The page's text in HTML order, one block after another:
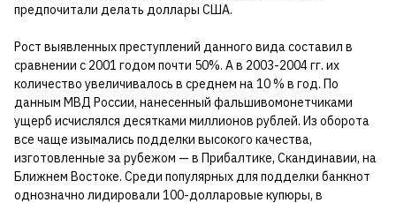
предпочитали делать доллары США.
Рост выявленных преступлений данного вида составил в
сравнении с 2001 годом почти 50%. А в 2003-2004 гг. их
количество увеличивалось в среднем на 10 % в год. По
данным МВД России, нанесенный фальшивомонетчиками
ущерб исчислялся десятками миллионов рублей. Из оборота
все чаще изымались подделки высокого качества,
изготовленные за рубежом — в Прибалтике, Скандинавии, на
Ближнем Востоке. Среди популярных для подделки банкнот
однозначно лидировали 100-долларовые купюры, в